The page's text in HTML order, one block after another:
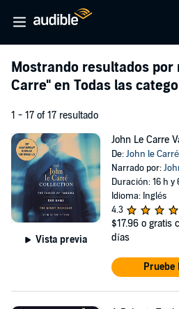
Mostrando resultados por
Carre" en Todas las
1 - 17 of 17 resultado
Vista previa
John Le Carre
De:John le Carré
Narrado por:
Duración: 16 h y
Idioma: Inglés
4.3
$17.96 o gratis
días
Pruebe